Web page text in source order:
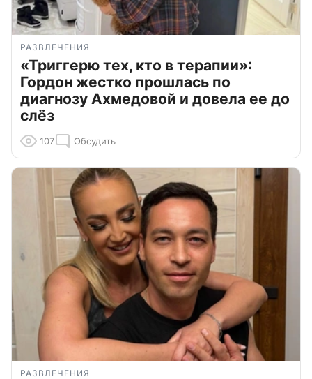
РАЗВЛЕЧЕНИЯ
«Триггерю тех, кто в терапии»:
Гордон жестко прошлась по
диагнозу Ахмедовой и довела ее до
слёз
107 Обсудить
РАЗВЛЕЧЕНИЯ